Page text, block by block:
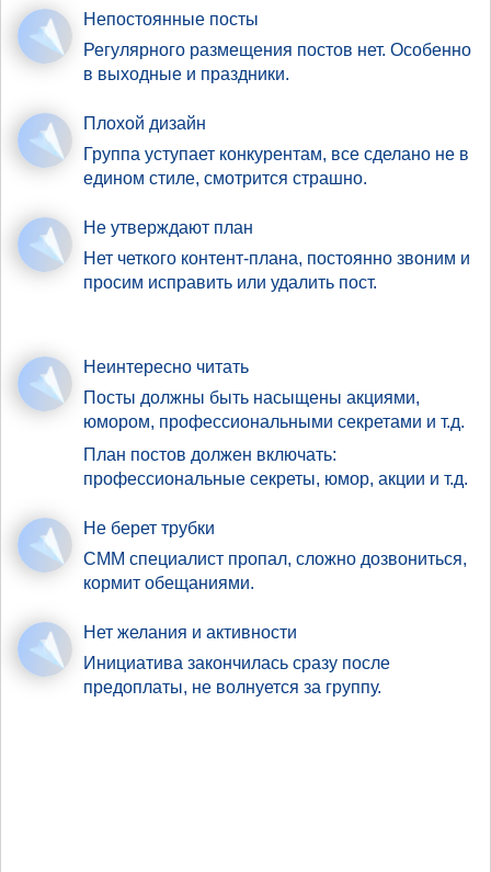
Непостоянные посты
Регулярного размещения постов нет. Особенно
в выходные и праздники.
Плохой дизайн
Группа уступает конкурентам, все сделано не в
едином стиле, смотрится страшно.
Не утверждают план
Нет четкого контент-плана, постоянно звоним и
просим исправить или удалить пост.
Неинтересно читать
Посты должны быть насыщены акциями,
юмором, профессиональными секретами и т.д.
План постов должен включать:
профессиональные секреты, юмор, акции и т.д.
Не берет трубки
СММ специалист пропал, сложно дозвониться,
кормит обещаниями.
Нет желания и активности
Инициатива закончилась сразу после
предоплаты, не волнуется за группу.